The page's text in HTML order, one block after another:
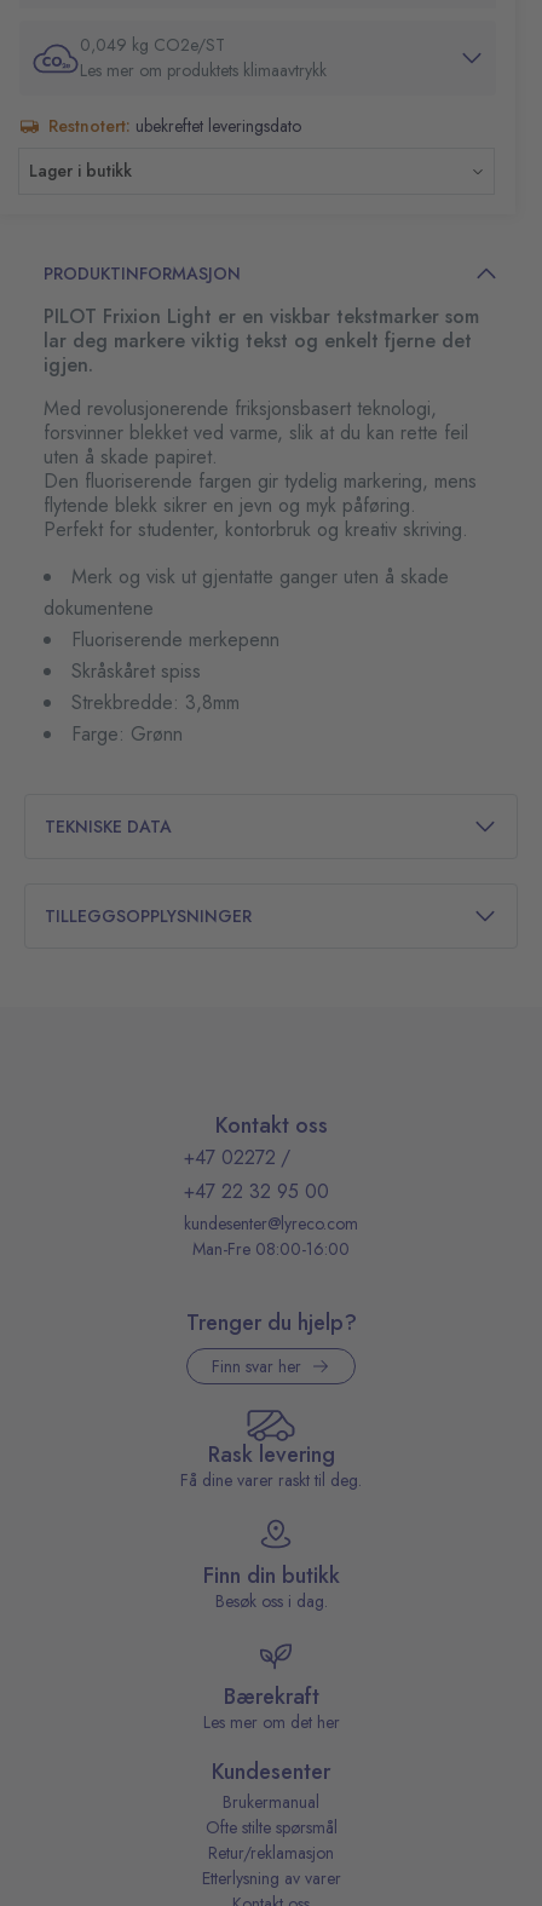
0,049 kg CO2e/ST
Les mer om produktets klimaavtrykk
Restnotert: ubekreftet leveringsdato
Lager i butikk
PRODUKTINFORMASJON
PILOT Frixion Light er en viskbar tekstmarker som
lar deg markere viktig tekst og enkelt fjerne det
igjen.
Med revolusjonerende friksjonsbasert teknologi,
forsvinner blekket ved varme, slik at du kan rette feil
uten å skade papiret.
Den fluoriserende fargen gir tydelig markering, mens
flytende blekk sikrer en jevn og myk påføring.
Perfekt for studenter, kontorbruk og kreativ skriving.
Merk og visk ut gjentatte ganger uten å skade
dokumentene
Fluoriserende merkepenn
Skråskåret spiss
Strekbredde: 3,8mm
Farge: Grønn
TEKNISKE DATA
TILLEGGSOPPLYSNINGER
Kontakt oss
+47 02272 /
+47 22 32 95 00
kundesenter@lyreco.com
Man-Fre 08:00-16:00
Trenger du hjelp?
Finn svar her
Rask levering
Få dine varer raskt til deg.
Finn din butikk
Besøk oss i dag.
Bærekraft
Les mer om det her
Kundesenter
Brukermanual
Ofte stilte spørsmål
Retur/reklamasjon
Etterlysning av varer